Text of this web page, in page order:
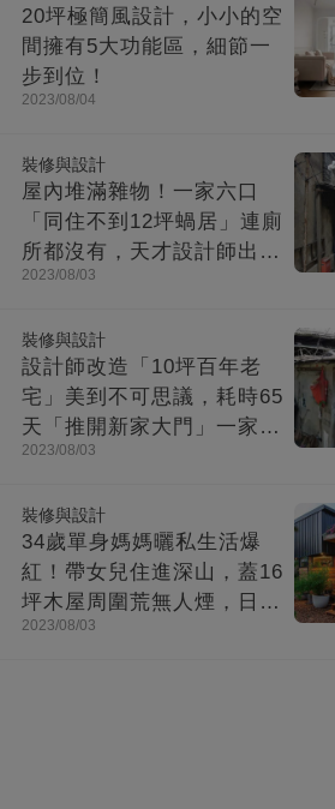
20坪極簡風設計，小小的空
間擁有5大功能區，細節一
步到位！
2023/08/04
裝修與設計
屋內堆滿雜物！一家六口
「同住不到12坪蝸居」連廁
所都沒有，天才設計師出馬
「打造功能齊全迷你房」成
2023/08/03
裝修與設計
設計師改造「10坪百年老
宅」美到不可思議，耗時65
天「推開新家大門」一家8
口哭了
2023/08/03
裝修與設計
34歲單身媽媽曬私生活爆
紅！帶女兒住進深山，蓋16
坪木屋周圍荒無人煙，日子
快活似神仙
2023/08/03